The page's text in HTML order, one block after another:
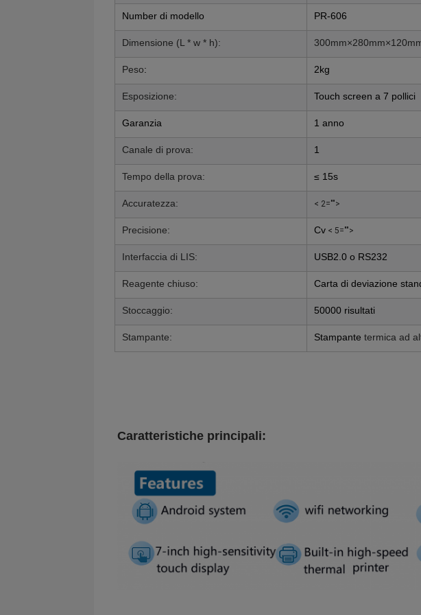
Number di modello PR-606
Dimensione (L * w * h):
Peso: 2kg
Esposizione: Touch screen a 7 pollici
Garanzia 1 anno
Canale di prova: 1
Tempo della prova: ≤ 15s
Accuratezza: < 2="">
Precisione: Cv < 5="">
Interfaccia di LIS: USB2.0 o RS232
Reagente chiuso: Carta di deviazione
Stoccaggio: 50000 risultati
Stampante: Stampante termica ad
Caratteristiche principali: